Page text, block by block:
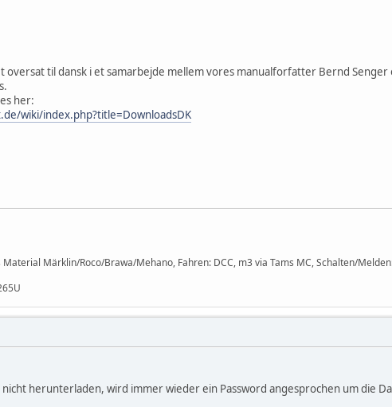
oversat til dansk i et samarbejde mellem vores manualforfatter Bernd
her:
wiki/index.php?title=DownloadsDK
Märklin/Roco/Brawa/Mehano, Fahren: DCC, m3 via Tams MC, Schalten/
nicht herunterladen, wird immer wieder ein Password angesprochen um die